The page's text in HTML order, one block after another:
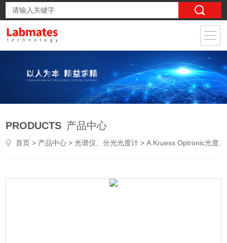
PRODUCTS 产品中心
首页 > 产品中心 >光谱仪、分光光度计 >A.Kruess Optronic光度计